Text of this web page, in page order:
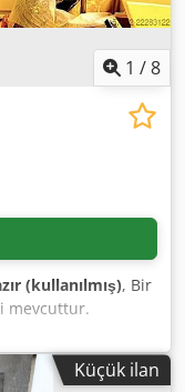
1 /8
(kullanılmış), Bir
mevcuttur.
boru çapı
mm / 4 mm / 5
hızı: 120Küçük ilan